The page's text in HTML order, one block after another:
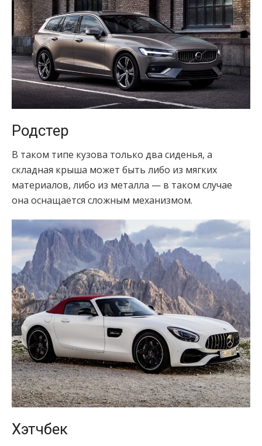
Родстер
В таком типе кузова только два сиденья, а
складная крыша может быть либо из мягких
материалов, либо из металла — в таком случае
она оснащается сложным механизмом.
Хэтчбек